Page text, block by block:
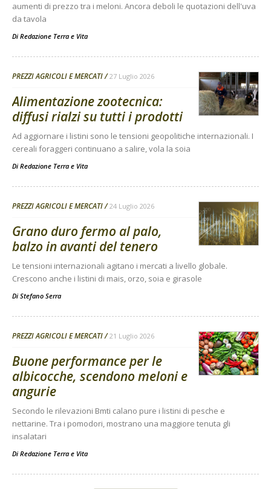
aumenti di prezzo tra i meloni. Ancora deboli le quotazioni dell'uva
da tavola
Di Redazione Terra e Vita
PREZZI AGRICOLI E MERCATI 27 Luglio 2026
Alimentazione zootecnica:
diffusi rialzi su tutti i prodotti
Ad aggiornare i listini sono le tensioni geopolitiche internazionali. I
cereali foraggeri continuano a salire, vola la soia
Di Redazione Terra e Vita
PREZZI AGRICOLI E MERCATI 24 Luglio 2026
Grano duro fermo al palo,
balzo in avanti del tenero
Le tensioni internazionali agitano i mercati a livello globale.
Crescono anche i listini di mais, orzo, soia e girasole
Di Stefano Serra
PREZZI AGRICOLI E MERCATI 21 Luglio 2026
Buone performance per le
albicocche, scendono meloni e
angurie
Secondo le rilevazioni Bmti calano pure i listini di pesche e
nettarine. Tra i pomodori, mostrano una maggiore tenuta gli
insalatari
Di Redazione Terra e Vita